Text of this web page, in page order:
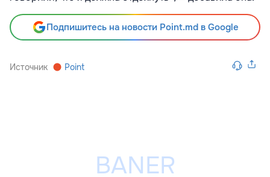
Подпишитесь на новости Point.md в Google
Источник Point